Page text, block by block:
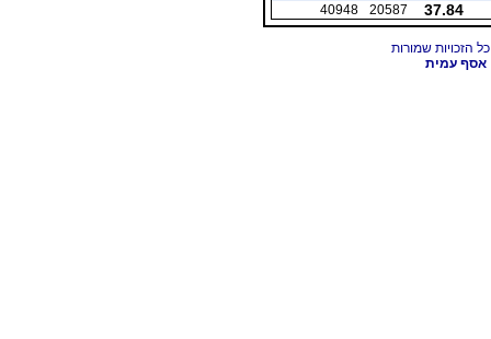
37.84
20587
40948
אסף עמית